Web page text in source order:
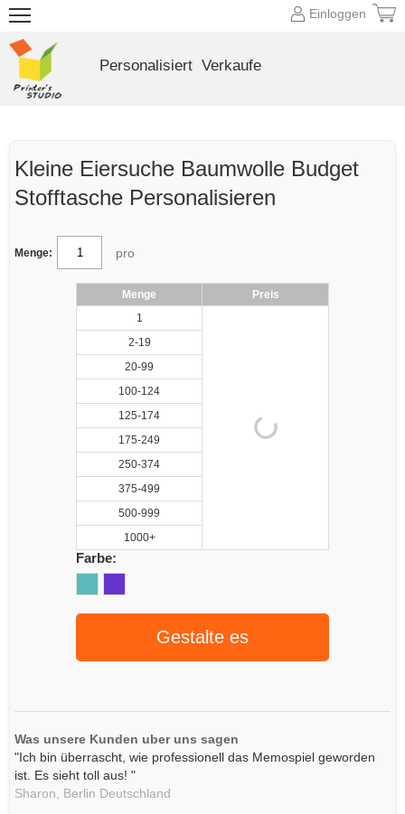
Kleine Eiersuche Baumwolle Budget
Stofftasche Personalisieren
Menge: pro
Menge
Preis
1
2-19
20-99
100-124
125-174
175-249
250-374
375-499
500-999
1000+
Farbe:
Gestalte es
Was unsere Kunden uber uns sagen
"Ich bin überrascht, wie professionell das Memospiel geworden
ist. Es sieht toll aus! "
Sharon,
Berlin Deutschland
Einloggen
Personalisiert Verkaufe